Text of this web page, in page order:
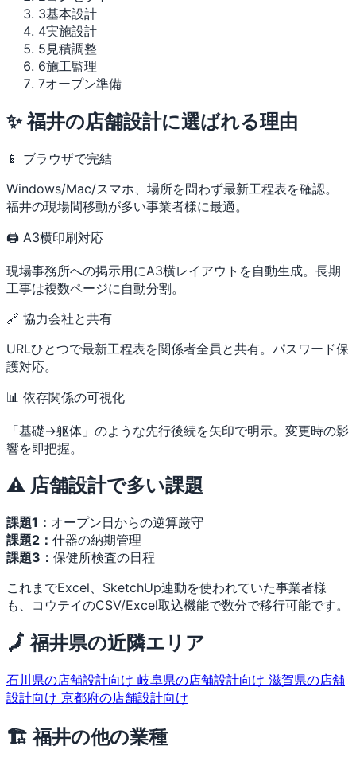
3基本設計
4実施設計
5 見積調整
6施工監理
7オープン準備
✨ 福井の店舗設計に選ばれる理由
📱 ブラウザで完結
Windows/Mac/スマホ、場所を問わず最新工程表を確認。
福井の現場間移動が多い事業者様に最適。
🖨 A3横印刷対応
現場事務所への掲示用にA3横レイアウトを自動生成。長期
工事は複数ページに自動分割。
🔗 協力会社と共有
URLひとつで最新工程表を関係者全員と共有。パスワード保
護対応。
📊 依存関係の可視化
「基礎→躯体」のような先行後続を矢印で明示。変更時の影
響を即把握。
⚠️ 店舗設計で多い課題
課題1： オープン日からの逆算厳守
課題2： 什器の納期管理
課題3： 保健所検査の日程
これまでExcel、SketchUp連動を使われていた事業者様
も、コウテイのCSV/Excel取込機能で数分で移行可能です。
🗾 福井県の近隣エリア
石川県の店舗設計向け 岐阜県の店舗設計向け 滋賀県の店舗
設計向け 京都府の店舗設計向け
🏗 福井の他の業種